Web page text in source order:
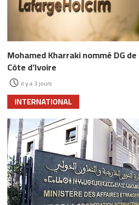
Mohamed Kharraki nommé DG
Côte d’Ivoire
il y a 3 jours
INTERNATIONAL